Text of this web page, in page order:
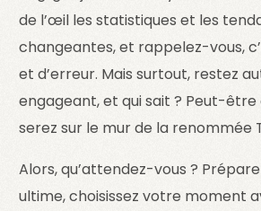
de l’œil les statistiques et les
changeantes, et rappelez-vous,
et d’erreur. Mais surtout, restez
engageant, et qui sait ? Peut-être
serez sur le mur de la renommée
Alors, qu’attendez-vous ?
ultime, choisissez votre moment